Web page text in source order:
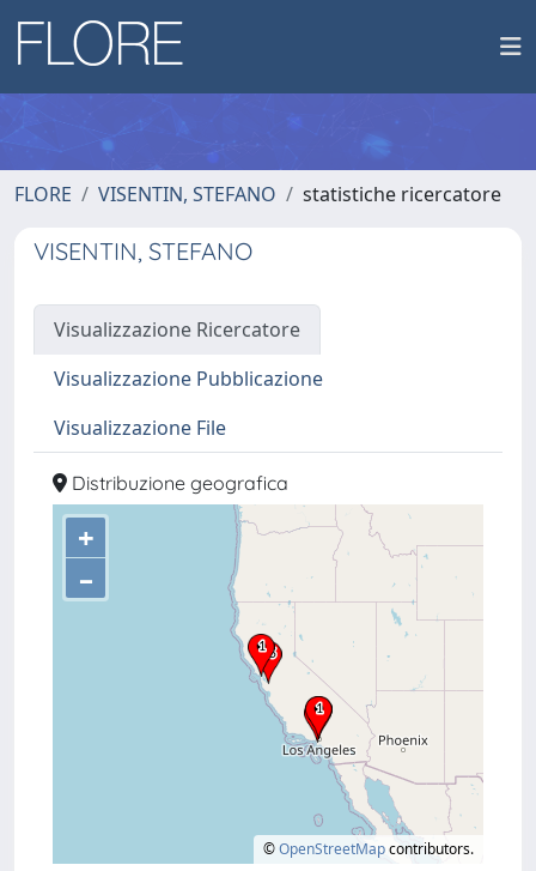
FLORE VISENTIN, STEFANO statistiche ricercatore
VISENTIN, STEFANO
Visualizzazione Ricercatore
Visualizzazione Pubblicazione
Visualizzazione File
Distribuzione geografica
+
–
©OpenStreetMapcontributors.